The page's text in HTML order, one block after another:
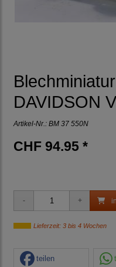
DAVIDSON
Artikel-Nr.: BM 37 550N
CHF 94.95 *
Lieferzeit: 3 bis 4 Wochen
teilen